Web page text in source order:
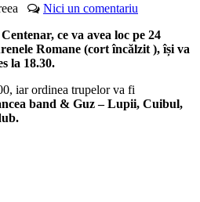
Nici un comentariu
ce va avea loc pe 24
Romane (cort încălzit ), își va
la 18.30.
iar ordinea trupelor va fi
band & Guz – Lupii, Cuibul,